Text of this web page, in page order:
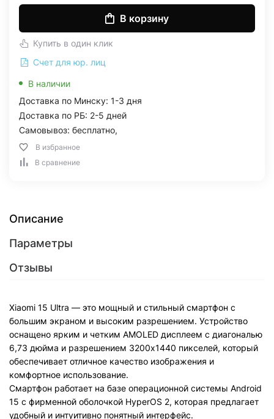
В корзину
Купить в один клик
Счет для юр. лиц
В наличии
Доставка по Минску: 1-3 дня
Доставка по РБ: 2-5 дней
Самовывоз: бесплатно,
В избранное
В сравнение
Описание
Параметры
Отзывы
Xiaomi 15 Ultra — это мощный и стильный смартфон с
большим экраном и высоким разрешением. Устройство
оснащено ярким и четким AMOLED дисплеем с диагональю
6,73 дюйма и разрешением 3200x1440 пикселей, который
обеспечивает отличное качество изображения и
комфортное использование.
Смартфон работает на базе операционной системы Android
15 с фирменной оболочкой HyperOS 2, которая предлагает
удобный и интуитивно понятный интерфейс.